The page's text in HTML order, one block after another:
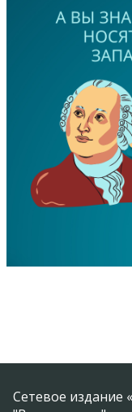
Сетевое издание